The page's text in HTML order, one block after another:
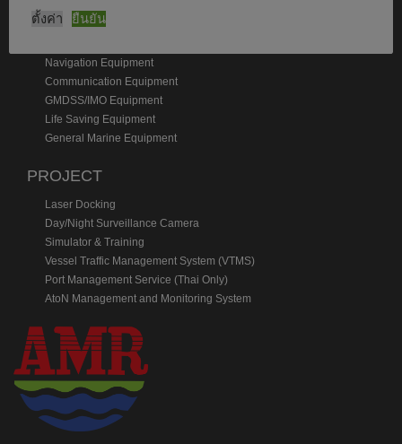
Navigation Equipment
Communication Equipment
GMDSS/IMO Equipment
Life Saving Equipment
General Marine Equipment
PROJECT
Laser Docking
Day/Night Surveillance Camera
Simulator & Training
Vessel Traffic Management System (VTMS)
Port Management Service (Thai Only)
AtoN Management and Monitoring System
ตั้งค่า
ยืนยัน